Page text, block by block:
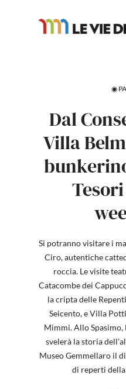
◉
Dal
Villa
Si potranno visitare i
Ciro, autentiche
roccia. Le visite
Catacombe dei
la cripta delle
Seicento, e Villa
Mimmi. Allo
svelerà la storia
Museo Gemmellaro il
di reperti